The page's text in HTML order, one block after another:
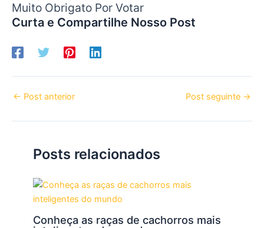
Muito Obrigato Por Votar
Curta e Compartilhe Nosso Post
← Post anterior Post seguinte →
Posts relacionados
Conheça as raças de cachorros mais